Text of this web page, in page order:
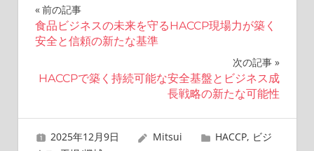
投
稿
ナ
ゲ
前の記事
食品ビジネスの未来を守るHACCP現場力が築く
安全と信頼の新たな基準
次の記事
HACCPで築く持続可能な安全基盤とビジネス成
長戦略の新たな可能性
2025年12月9日 Mitsui HACCP, ビジ